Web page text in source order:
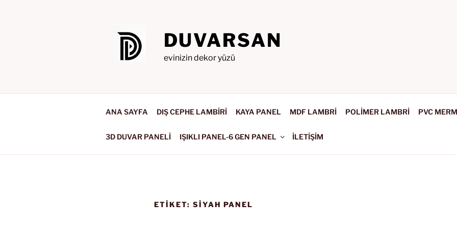
DUVARSAN
evinizin dekor yüzü
ANA SAYFA DIŞ CEPHE LAMBİRİ KAYA PANEL MDF LAMBRİ POLİMER LAMBRİ PVC
3D DUVAR PANELİ IŞIKLI PANEL-6 GEN PANEL İLETİŞİM
ETIKET: SIYAH PANEL